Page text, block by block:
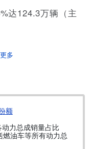
达124.3万辆（主
多
额
力总成销量占比
油车等所有动力总